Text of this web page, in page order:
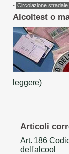
• Circolazione stradale
Alcoltest o
leggere)
Articoli
Art. 186
dell'alcool